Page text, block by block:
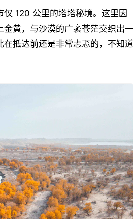
120 公里的塔塔秘境。这里因
黄，与沙漠的广袤苍茫交织出一
抵达前还是非常忐忑的，不知道